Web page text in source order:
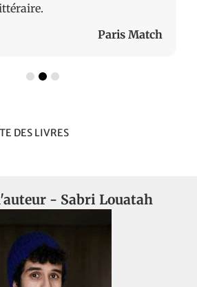
Paris Match
DES LIVRES
- Sabri Louatah